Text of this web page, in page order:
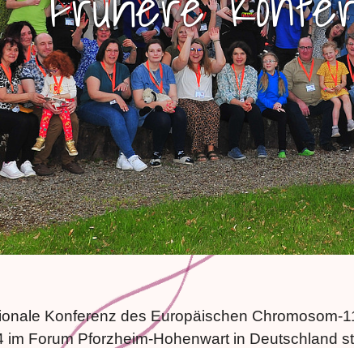
Konferenz des Europäischen Chromosom-
im Forum Pforzheim-Hohenwart in Deutschland